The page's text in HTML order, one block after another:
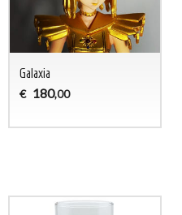
Galaxia
€ 180,00